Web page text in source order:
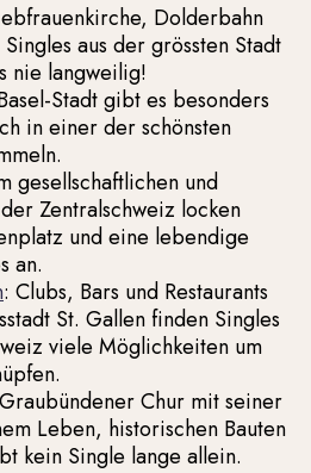
Dolderbahn
aus der grössten Stadt
nie langweilig!
Stadt gibt es besonders
in einer der schönsten
gesellschaftlichen und
Zentralschweiz locken
und eine lebendige
an.
: Clubs, Bars und Restaurants
St. Gallen finden Singles
viele Möglichkeiten um
Chur mit seiner
Leben, historischen Bauten
kein Single lange allein.